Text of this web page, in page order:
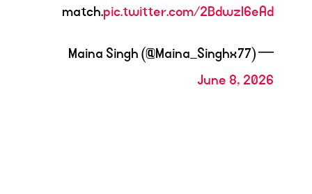
match.pic.twitter.com/2Bdwzl6eAd
— Maina Singh (@Maina_Singhx77)
June 8, 2026